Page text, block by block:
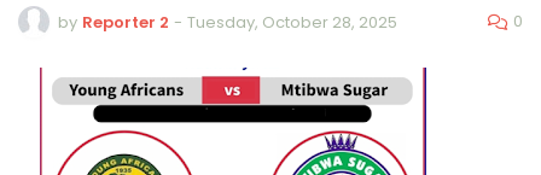
by Reporter 2 - Tuesday, October 28, 2025 0